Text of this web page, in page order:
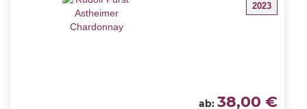
2023
ab 38,00 €